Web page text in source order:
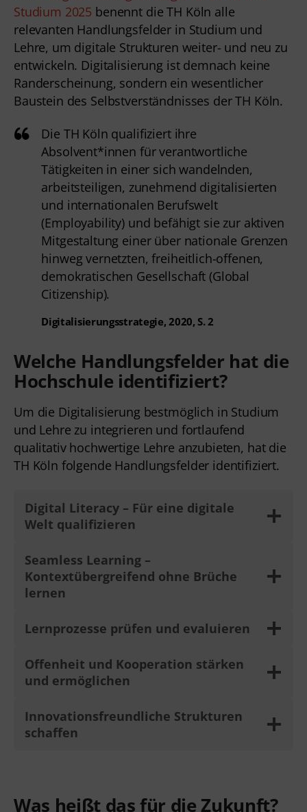
Studium 2025 benennt die TH Köln alle
relevanten Handlungsfelder in Studium und
Lehre, um digitale Strukturen weiter- und neu zu
entwickeln. Digitalisierung ist demnach keine
Randerscheinung, sondern ein wesentlicher
Baustein des Selbstverständnisses der TH Köln.
Die TH Köln qualifiziert ihre
Absolvent*innen für verantwortliche
Tätigkeiten in einer sich wandelnden,
arbeitsteiligen, zunehmend digitalisierten
und internationalen Berufswelt
(Employability) und befähigt sie zur aktiven
Mitgestaltung einer über nationale Grenzen
hinweg vernetzten, freiheitlich-offenen,
demokratischen Gesellschaft (Global
Citizenship).
Digitalisierungsstrategie, 2020, S. 2
Welche Handlungsfelder hat die
Hochschule identifiziert?
Um die Digitalisierung bestmöglich in Studium
und Lehre zu integrieren und fortlaufend
qualitativ hochwertige Lehre anzubieten, hat die
TH Köln folgende Handlungsfelder identifiziert.
Digital Literacy – Für eine digitale
Welt qualifizieren
Seamless Learning –
Kontextübergreifend ohne Brüche
lernen
Lernprozesse prüfen und evaluieren
Offenheit und Kooperation stärken
und ermöglichen
Innovationsfreundliche Strukturen
schaffen
Was heißt das für die Zukunft?